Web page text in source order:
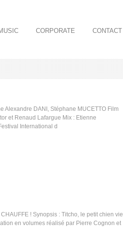
CORPORATE CONTACT
Alexandre DANI, Stéphane MUCETTO Film
et Renaud Lafargue Mix : Etienne
International d
! Synopsis : Titcho, le petit chien vie
en volumes réalisé par Pierre Cognon et